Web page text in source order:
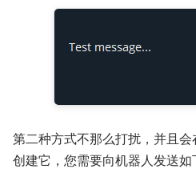
第二种方式不那么打扰，并且
创建它，您需要向机器人发送如